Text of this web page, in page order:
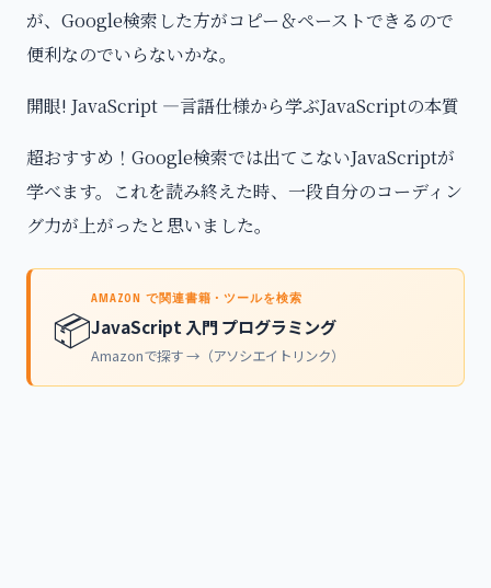
が、Google検索した方がコピー＆ペーストできるので
便利なのでいらないかな。
開眼! JavaScript ―言語仕様から学ぶJavaScriptの本質
超おすすめ！Google検索では出てこないJavaScriptが
学べます。これを読み終えた時、一段自分のコーディン
グ力が上がったと思いました。
📦
AMAZON で関連書籍・ツールを検索
JavaScript 入門 プログラミング
Amazonで探す →（アソシエイトリンク）